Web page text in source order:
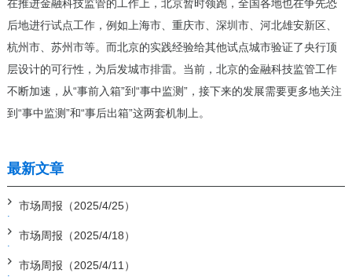
在推进金融科技监管的工作上，北京暂时领跑，全国各地也在争先恐
后地进行试点工作，例如上海市、重庆市、深圳市、河北雄安新区、
杭州市、苏州市等。而北京的实践经验给其他试点城市验证了央行顶
层设计的可行性，为后发城市排雷。当前，北京的金融科技监管工作
不断加速，从“事前入箱”到“事中监测”，接下来的发展需要更多地关注
到“事中监测”和“事后出箱”这两套机制上。
最新文章
市场周报（2025/4/25）
市场周报（2025/4/18）
市场周报（2025/4/11）